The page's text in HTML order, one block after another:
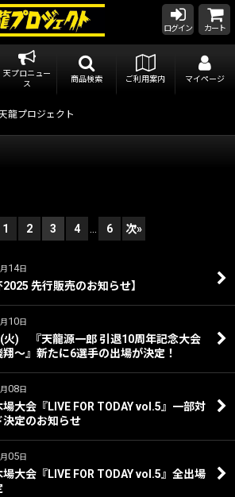
ログイン カート
天プロニュー
ス
商品検索 ご利用案内 マイページ
龍プロジェクト
1 2 3 4 ... 6 次»
月 14日
2025 先行販売のお知らせ】
月 10日
火) 『天龍源一郎 引退10周年記念大会
～』新たに6選手の出場が決定！
月08日
大会『LIVE FOR TODAY vol.5』一部対
決定のお知らせ
月05日
大会『LIVE FOR TODAY vol.5』全出場